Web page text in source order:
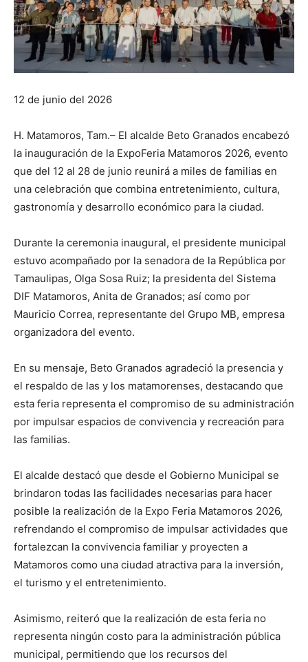
12 de junio del 2026
H. Matamoros, Tam.– El alcalde Beto Granados encabezó
la inauguración de la ExpoFeria Matamoros 2026, evento
que del 12 al 28 de junio reunirá a miles de familias en
una celebración que combina entretenimiento, cultura,
gastronomía y desarrollo económico para la ciudad.
Durante la ceremonia inaugural, el presidente municipal
estuvo acompañado por la senadora de la República por
Tamaulipas, Olga Sosa Ruiz; la presidenta del Sistema
DIF Matamoros, Anita de Granados; así como por
Mauricio Correa, representante del Grupo MB, empresa
organizadora del evento.
En su mensaje, Beto Granados agradeció la presencia y
el respaldo de las y los matamorenses, destacando que
esta feria representa el compromiso de su administración
por impulsar espacios de convivencia y recreación para
las familias.
El alcalde destacó que desde el Gobierno Municipal se
brindaron todas las facilidades necesarias para hacer
posible la realización de la Expo Feria Matamoros 2026,
refrendando el compromiso de impulsar actividades que
fortalezcan la convivencia familiar y proyecten a
Matamoros como una ciudad atractiva para la inversión,
el turismo y el entretenimiento.
Asimismo, reiteró que la realización de esta feria no
representa ningún costo para la administración pública
municipal, permitiendo que los recursos del